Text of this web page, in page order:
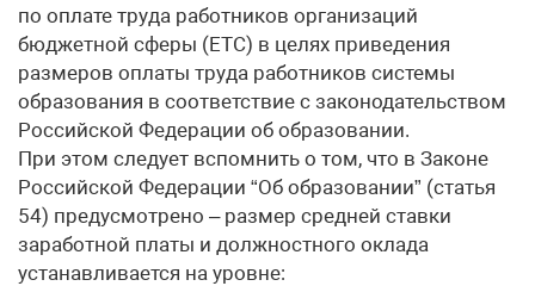
по оплате труда работников организаций
бюджетной сферы (ЕТС) в целях приведения
размеров оплаты труда работников системы
образования в соответствие с законодательством
Российской Федерации об образовании.
При этом следует вспомнить о том, что в Законе
Российской Федерации “Об образовании” (статья
54) предусмотрено – размер средней ставки
заработной платы и должностного оклада
устанавливается на уровне: